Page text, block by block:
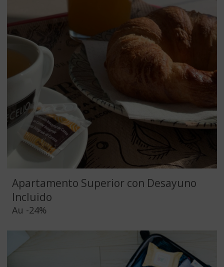
Apartamento Superior con Desayuno
Incluido
Au -24%